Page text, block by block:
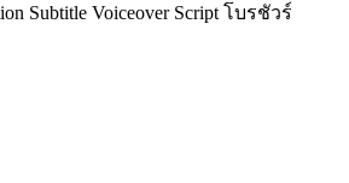
Subtitle Voiceover Script โบรชัวร์